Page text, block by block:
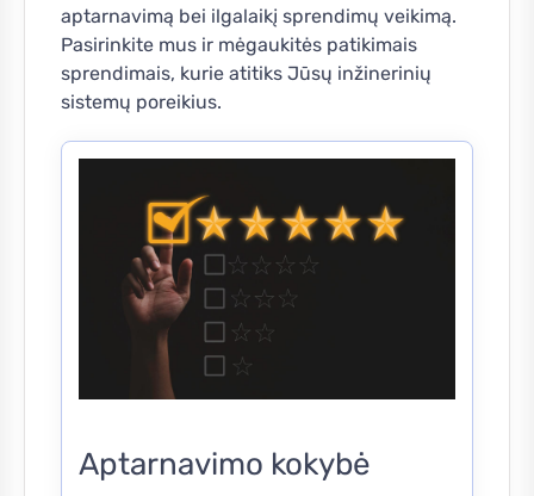
aptarnavimą bei ilgalaikį sprendimų veikimą.
Pasirinkite mus ir mėgaukitės patikimais
sprendimais, kurie atitiks Jūsų inžinerinių
sistemų poreikius.
Aptarnavimo kokybė